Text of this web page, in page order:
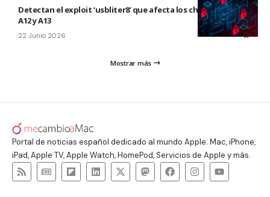
Detectan el exploit ‘usbliter8’ que afecta los chips de Apple
A12 y A13
22 Junio 2026
Mostrar más
Portal de noticias español dedicado al mundo Apple: Mac, iPhone,
iPad, Apple TV, Apple Watch, HomePod, Servicios de Apple y más.